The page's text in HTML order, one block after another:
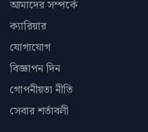
আমাদের সম্পর্কে
ক্যারিয়ার
যোগাযোগ
বিজ্ঞাপন দিন
গোপনীয়তা নীতি
সেবার শর্তাবলী